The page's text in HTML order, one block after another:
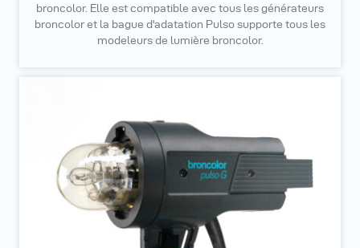
broncolor. Elle est compatible avec tous les générateurs
broncolor et la bague d'adatation Pulso supporte tous les
modeleurs de lumière broncolor.